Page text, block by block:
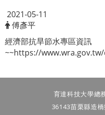
2021-05-11
傅彥平
經濟部抗旱節水專區資訊
~~https://www.wra.gov.tw/
育達科技大學總
36143苗栗縣造